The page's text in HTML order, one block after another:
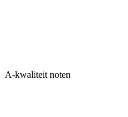
A-kwaliteit noten